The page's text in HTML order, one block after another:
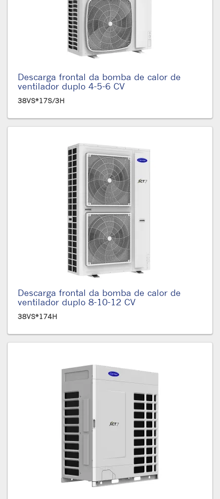
Descarga frontal da bomba de calor de
ventilador duplo 4-5-6 CV
38VS*17S/3H
Descarga frontal da bomba de calor de
ventilador duplo 8-10-12 CV
38VS*174H